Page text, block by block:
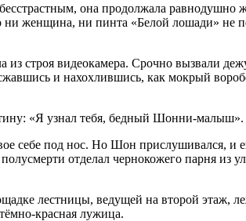
она продолжала равнодушно
ни женщина, ни пинта «Белой лошади» не
строя видеокамера. Срочно вызвали
и нахохлившись, как мокрый
«Я узнал тебя, бедный Шонни-малыш».
себе под нос. Но Шон прислушивался, и
отделал чернокожего парня из
лестницы, ведущей на второй этаж,
красная лужица.